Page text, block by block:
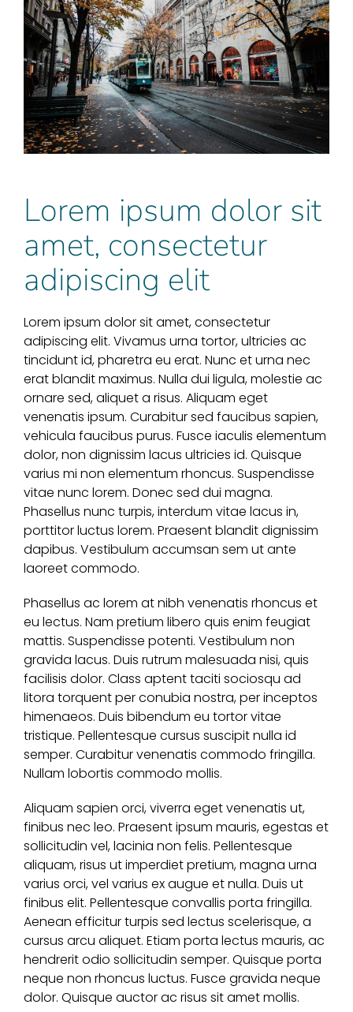
Lorem ipsum dolor sit
amet, consectetur
adipiscing elit
Lorem ipsum dolor sit amet, consectetur
adipiscing elit. Vivamus urna tortor, ultricies ac
tincidunt id, pharetra eu erat. Nunc et urna nec
erat blandit maximus. Nulla dui ligula, molestie ac
ornare sed, aliquet a risus. Aliquam eget
venenatis ipsum. Curabitur sed faucibus sapien,
vehicula faucibus purus. Fusce iaculis elementum
dolor, non dignissim lacus ultricies id. Quisque
varius mi non elementum rhoncus. Suspendisse
vitae nunc lorem. Donec sed dui magna.
Phasellus nunc turpis, interdum vitae lacus in,
porttitor luctus lorem. Praesent blandit dignissim
dapibus. Vestibulum accumsan sem ut ante
laoreet commodo.
Phasellus ac lorem at nibh venenatis rhoncus et
eu lectus. Nam pretium libero quis enim feugiat
mattis. Suspendisse potenti. Vestibulum non
gravida lacus. Duis rutrum malesuada nisi, quis
facilisis dolor. Class aptent taciti sociosqu ad
litora torquent per conubia nostra, per inceptos
himenaeos. Duis bibendum eu tortor vitae
tristique. Pellentesque cursus suscipit nulla id
semper. Curabitur venenatis commodo fringilla.
Nullam lobortis commodo mollis.
Aliquam sapien orci, viverra eget venenatis ut,
finibus nec leo. Praesent ipsum mauris, egestas et
sollicitudin vel, lacinia non felis. Pellentesque
aliquam, risus ut imperdiet pretium, magna urna
varius orci, vel varius ex augue et nulla. Duis ut
finibus elit. Pellentesque convallis porta fringilla.
Aenean efficitur turpis sed lectus scelerisque, a
cursus arcu aliquet. Etiam porta lectus mauris, ac
hendrerit odio sollicitudin semper. Quisque porta
neque non rhoncus luctus. Fusce gravida neque
dolor. Quisque auctor ac risus sit amet mollis.